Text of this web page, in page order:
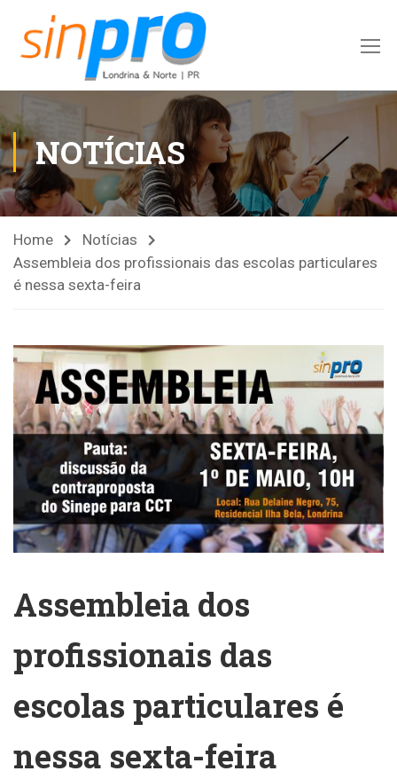
NOTÍCIAS
Home
Notícias
Assembleia dos profissionais das escolas particulares
é nessa sexta-feira
Assembleia dos
profissionais das
escolas particulares é
nessa sexta-feira